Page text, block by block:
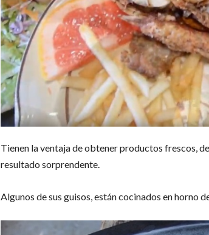
Tienen la ventaja de obtener productos frescos,
resultado sorprendente.
Algunos de sus guisos, están cocinados en horno